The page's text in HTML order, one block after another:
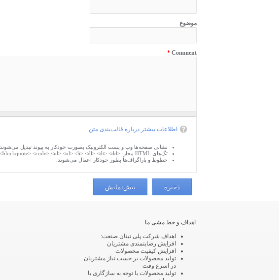
موضوع
Comment
*
اطلاعات بیشتر درباره قالب‌بندی متن
نشانی صفحه‌ها وب و پست الکترونیک بصورت خودکار به پیوند تبدیل می‌شوند.
تگ‌های HTML مجاز: <a> <em> <strong> <cite> <blockquote> <code> <ul> <ol> <li> <dl> <dt> <dd>
خطوط و پاراگراف‌ها بطور خودکار اعمال می‌شوند.
اهداف و خط مشی ما
اهداف شرکت پلی تیتان صنعت:
افزایش رضایتمندی مشتریان
افزایش کیفیت محصولات
تولید محصولات بر حسب نیاز مشتریان
در اسرع وقت
تولید محصولات با توجه به سازگاری با